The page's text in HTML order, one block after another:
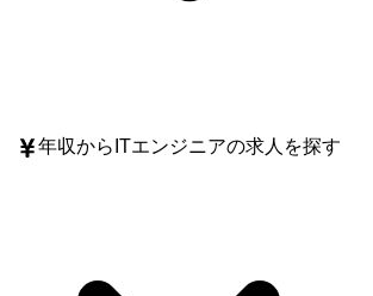
年収からITエンジニアの求人を探す